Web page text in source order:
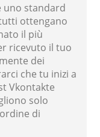
uno standard
ottengano
il più
ricevuto il tuo
dei
che tu inizi a
Vkontakte
solo
di